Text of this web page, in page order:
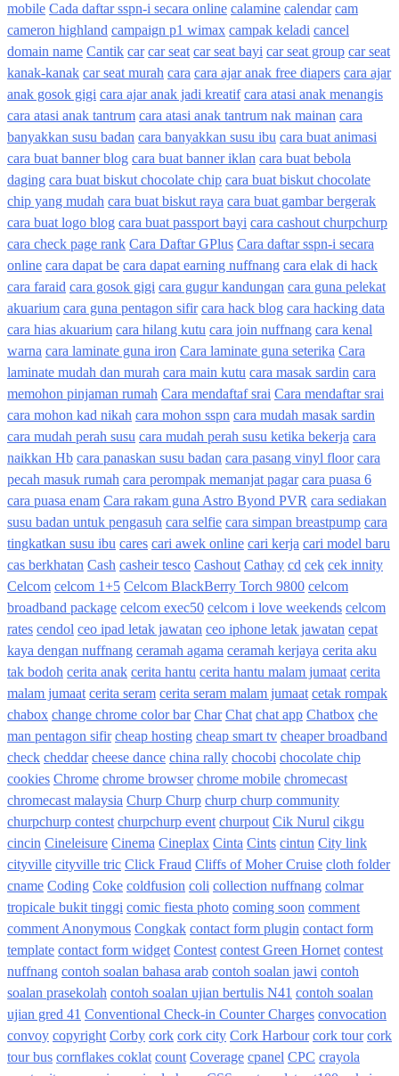
mobile Cada daftar sspn-i secara online calamine calendar cam
cameron highland campaign p1 wimax campak keladi cancel
domain name Cantik car car seat car seat bayi car seat group car seat
kanak-kanak car seat murah cara cara ajar anak free diapers cara ajar
anak gosok gigi cara ajar anak jadi kreatif cara atasi anak menangis
cara atasi anak tantrum cara atasi anak tantrum nak mainan cara
banyakkan susu badan cara banyakkan susu ibu cara buat animasi
cara buat banner blog cara buat banner iklan cara buat bebola
daging cara buat biskut chocolate chip cara buat biskut chocolate
chip yang mudah cara buat biskut raya cara buat gambar bergerak
cara buat logo blog cara buat passport bayi cara cashout churpchurp
cara check page rank Cara Daftar GPlus Cara daftar sspn-i secara
online cara dapat be cara dapat earning nuffnang cara elak di hack
cara faraid cara gosok gigi cara gugur kandungan cara guna pelekat
akuarium cara guna pentagon sifir cara hack blog cara hacking data
cara hias akuarium cara hilang kutu cara join nuffnang cara kenal
warna cara laminate guna iron Cara laminate guna seterika Cara
laminate mudah dan murah cara main kutu cara masak sardin cara
memohon pinjaman rumah Cara mendaftaf srai Cara mendaftar srai
cara mohon kad nikah cara mohon sspn cara mudah masak sardin
cara mudah perah susu cara mudah perah susu ketika bekerja cara
naikkan Hb cara panaskan susu badan cara pasang vinyl floor cara
pecah masuk rumah cara perompak memanjat pagar cara puasa 6
cara puasa enam Cara rakam guna Astro Byond PVR cara sediakan
susu badan untuk pengasuh cara selfie cara simpan breastpump cara
tingkatkan susu ibu cares cari awek online cari kerja cari model baru
cas berkhatan Cash casheir tesco Cashout Cathay cd cek cek innity
Celcom celcom 1+5 Celcom BlackBerry Torch 9800 celcom
broadband package celcom exec50 celcom i love weekends celcom
rates cendol ceo ipad letak jawatan ceo iphone letak jawatan cepat
kaya dengan nuffnang ceramah agama ceramah kerjaya cerita aku
tak bodoh cerita anak cerita hantu cerita hantu malam jumaat cerita
malam jumaat cerita seram cerita seram malam jumaat cetak rompak
chabox change chrome color bar Char Chat chat app Chatbox che
man pentagon sifir cheap hosting cheap smart tv cheaper broadband
check cheddar cheese dance china rally chocobi chocolate chip
cookies Chrome chrome browser chrome mobile chromecast
chromecast malaysia Churp Churp churp churp community
churpchurp contest churpchurp event churpout Cik Nurul cikgu
cincin Cineleisure Cinema Cineplax Cinta Cints cintun City link
cityville cityville tric Click Fraud Cliffs of Moher Cruise cloth folder
cname Coding Coke coldfusion coli collection nuffnang colmar
tropicale bukit tinggi comic fiesta photo coming soon comment
comment Anonymous Congkak contact form plugin contact form
template contact form widget Contest contest Green Hornet contest
nuffnang contoh soalan bahasa arab contoh soalan jawi contoh
soalan prasekolah contoh soalan ujian bertulis N41 contoh soalan
ujian gred 41 Conventional Check-in Counter Charges convocation
convoy copyright Corby cork cork city Cork Harbour cork tour cork
tour bus cornflakes coklat count Coverage cpanel CPC crayola